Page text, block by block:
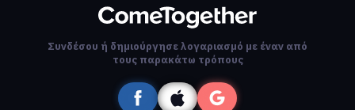
Συνδέσου ή δημιούργησε λογαριασμό με έναν από
τους παρακάτω τρόπους